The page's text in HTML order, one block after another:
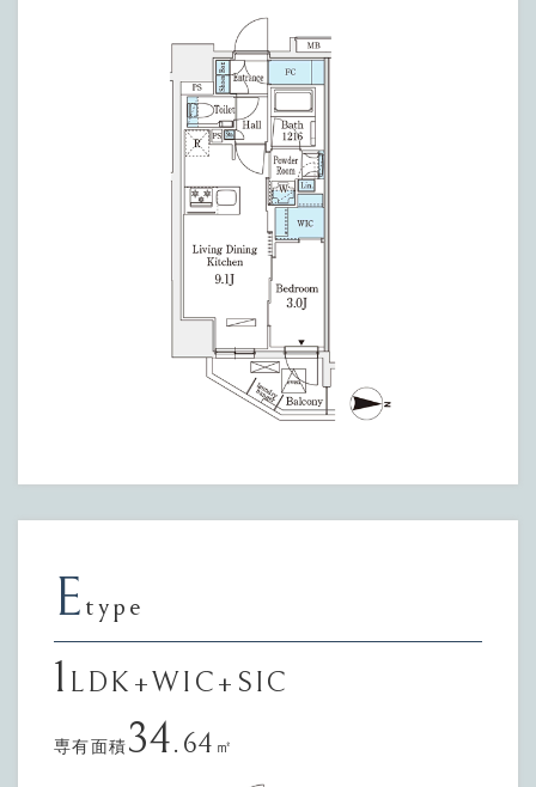
Etype
1 LDK+WIC+SIC
専有面積34.64 ㎡